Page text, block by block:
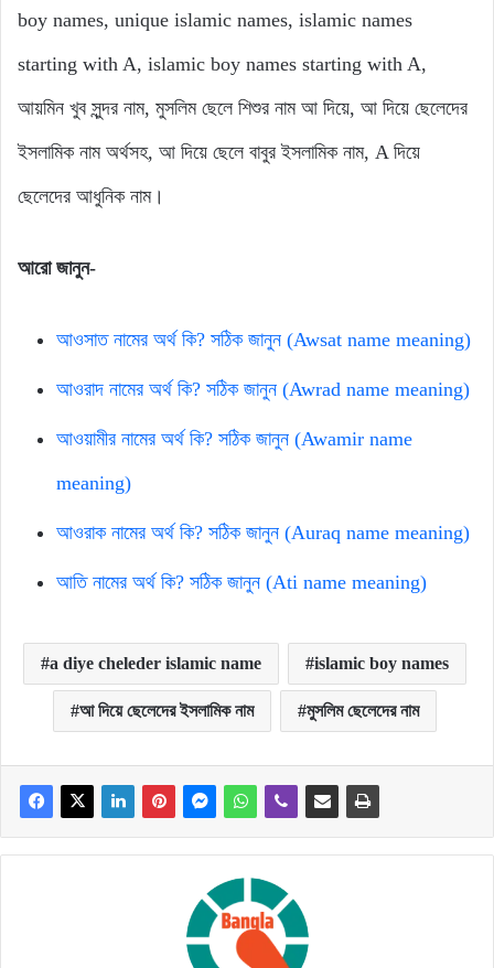
boy names, unique islamic names, islamic names
starting with A, islamic boy names starting with A,
আয়মিন খুব সুন্দর নাম, মুসলিম ছেলে শিশুর নাম আ দিয়ে, আ দিয়ে ছেলেদের
ইসলামিক নাম অর্থসহ, আ দিয়ে ছেলে বাবুর ইসলামিক নাম, A দিয়ে
ছেলেদের আধুনিক নাম।
আরো জানুন-
আওসাত নামের অর্থ কি? সঠিক জানুন (Awsat name meaning)
আওরাদ নামের অর্থ কি? সঠিক জানুন (Awrad name meaning)
আওয়ামীর নামের অর্থ কি? সঠিক জানুন (Awamir name
meaning)
আওরাক নামের অর্থ কি? সঠিক জানুন (Auraq name meaning)
আতি নামের অর্থ কি? সঠিক জানুন (Ati name meaning)
a diye cheleder islamic name islamic boy names
আ দিয়ে ছেলেদের ইসলামিক নাম মুসলিম ছেলেদের নাম